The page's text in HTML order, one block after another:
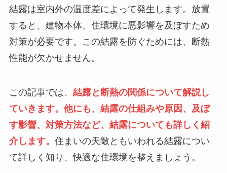
結露は室内外の温度差によって発生します。放置
すると、建物本体、住環境に悪影響を及ぼすため
対策が必要です。この結露を防ぐためには、断熱
性能が欠かせません。
この記事では、 結露と断熱の関係について解説し
ていきます。他にも、結露の仕組みや原因、及ぼ
す影響、対策方法など、結露についても詳しく紹
介します。 住まいの天敵ともいわれる結露につい
て詳しく知り、快適な住環境を整えましょう。